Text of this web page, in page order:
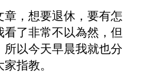
，想要退休，要有怎
了非常不以為然，但
以今天早晨我就也分
指教。